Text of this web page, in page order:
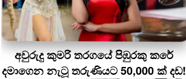
අවුරුදු කුමරි තරගයේ පිඹුරකු කරේ
දමාගෙන නැටූ තරුණියට 50,000 ක් දඩ!